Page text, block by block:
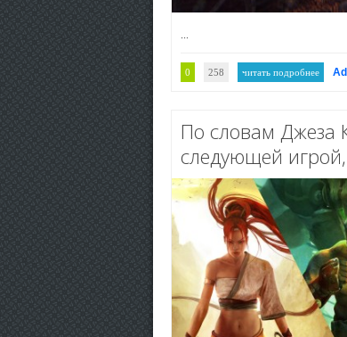
...
0 258 читать подробнее
По словам Джеза
следующей